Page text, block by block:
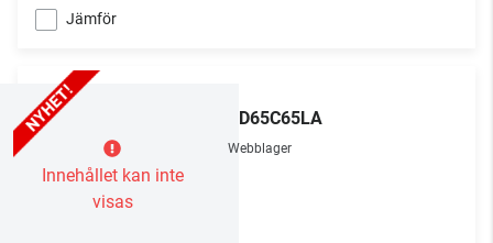
Jämför
Innehållet kan inte
visas
OLED65C65LA
Webblager